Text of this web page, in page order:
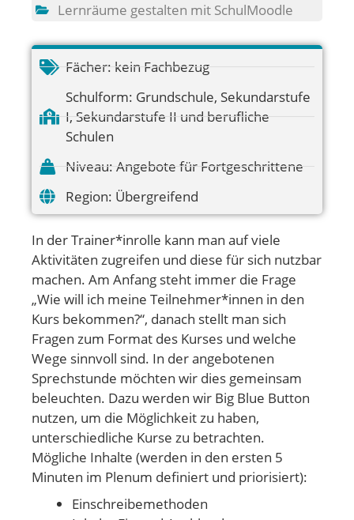
Lernräume gestalten mit SchulMoodle
Fächer: kein Fachbezug
Schulform: Grundschule, Sekundarstufe
I, Sekundarstufe II und berufliche
Schulen
Niveau: Angebote für Fortgeschrittene
Region: Übergreifend
In der Trainer*inrolle kann man auf viele
Aktivitäten zugreifen und diese für sich nutzbar
machen. Am Anfang steht immer die Frage
„Wie will ich meine Teilnehmer*innen in den
Kurs bekommen?“, danach stellt man sich
Fragen zum Format des Kurses und welche
Wege sinnvoll sind. In der angebotenen
Sprechstunde möchten wir dies gemeinsam
beleuchten. Dazu werden wir Big Blue Button
nutzen, um die Möglichkeit zu haben,
unterschiedliche Kurse zu betrachten.
Mögliche Inhalte (werden in den ersten 5
Minuten im Plenum definiert und priorisiert):
Einschreibemethoden